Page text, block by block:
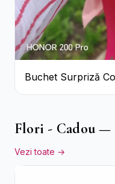
Buchet Surpriză
Sezon
Flori - Cadou —
Vezi toate →